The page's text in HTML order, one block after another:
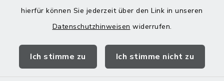
hierfür können Sie jederzeit über den Link in unseren
Datenschutzhinweisen widerrufen.
Ich stimme zu Ich stimme nicht zu
Landratsamt Mühldorf